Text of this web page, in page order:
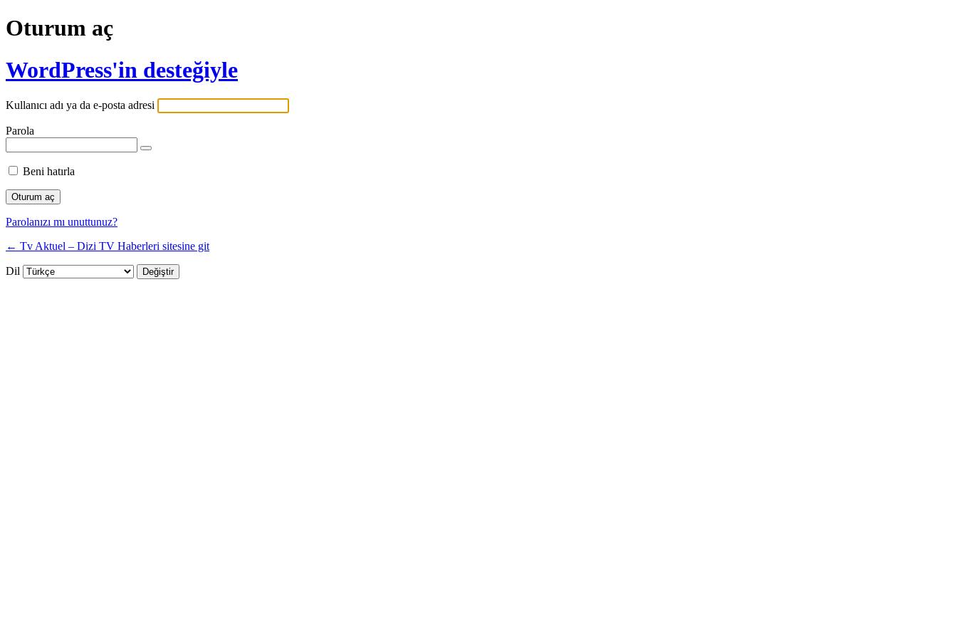
Oturum aç
WordPress'in desteğiyle
Kullanıcı adı ya da e-posta adresi
Parola
Beni hatırla
Parolanızı mı unuttunuz?
← Tv Aktuel – Dizi TV Haberleri sitesine git
Dil